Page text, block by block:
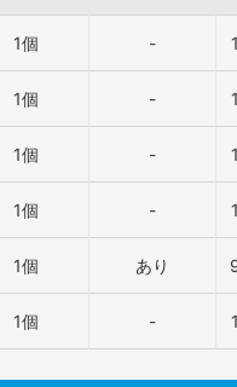
1個 -
1個 -
1個 -
1個 -
1個 あり
1個 -